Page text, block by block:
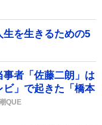
を生きるための5
事者「佐藤二朗」は
」で起きた「橋本
QUE